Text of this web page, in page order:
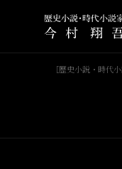
［歴史小説・時代